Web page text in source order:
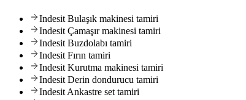
Indesit Bulaşık makinesi tamiri
Indesit Çamaşır makinesi tamiri
Indesit Buzdolabı tamiri
Indesit Fırın tamiri
Indesit Kurutma makinesi tamiri
Indesit Derin dondurucu tamiri
Indesit Ankastre set tamiri